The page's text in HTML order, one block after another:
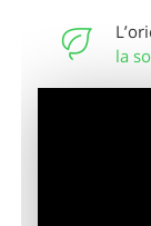
la